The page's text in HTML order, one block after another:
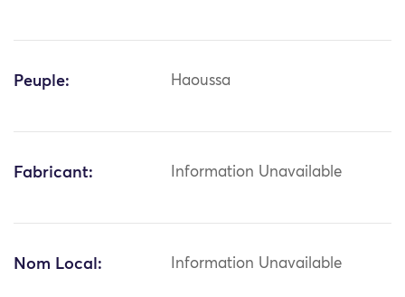
Peuple: Haoussa
Fabricant: Information Unavailable
Nom Local: Information Unavailable